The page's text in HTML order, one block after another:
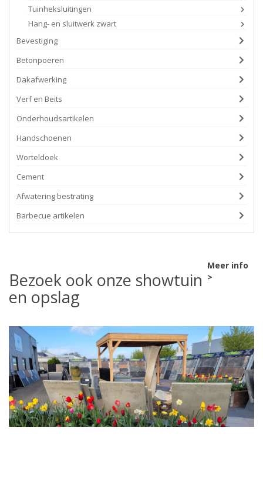
Tuinheksluitingen
Hang- en sluitwerk zwart
Bevestiging
Betonpoeren
Dakafwerking
Verf en Beits
Onderhoudsartikelen
Handschoenen
Worteldoek
Cement
Afwatering bestrating
Barbecue artikelen
Bezoek ook onze showtuin
en opslag
Meer info
>